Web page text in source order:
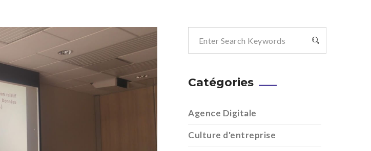
Catégories
Agence Digitale
Culture d'entreprise